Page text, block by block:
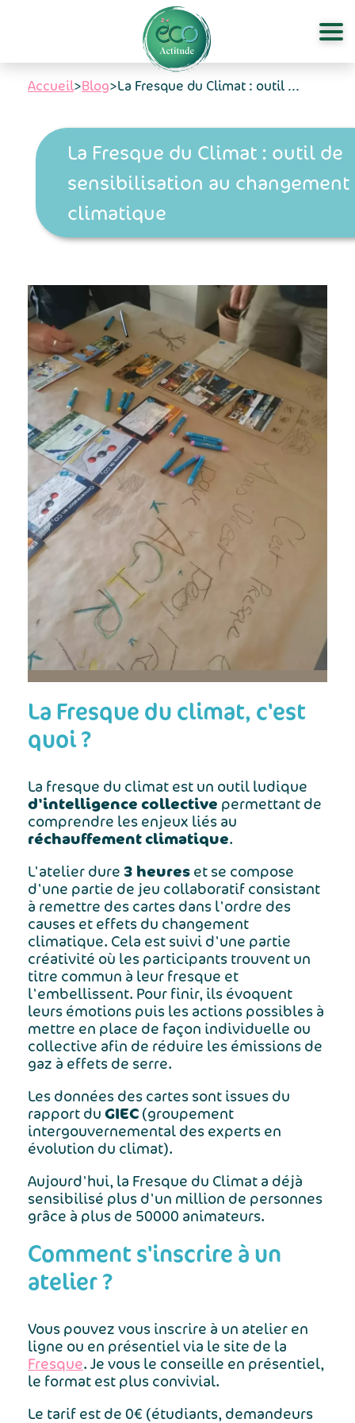
Aller au contenu principal
Accueil>Blog>La Fresque du Climat : outil ...
La Fresque du Climat : outil de
sensibilisation au changement
climatique
La Fresque du climat, c'est
quoi ?
La fresque du climat est un outil ludique
d'intelligence collective permettant de
comprendre les enjeux liés au
réchauffement climatique.
L'atelier dure 3 heures et se compose
d'une partie de jeu collaboratif consistant
à remettre des cartes dans l'ordre des
causes et effets du changement
climatique. Cela est suivi d'une partie
créativité où les participants trouvent un
titre commun à leur fresque et
l'embellissent. Pour finir, ils évoquent
leurs émotions puis les actions possibles à
mettre en place de façon individuelle ou
collective afin de réduire les émissions de
gaz à effets de serre.
Les données des cartes sont issues du
rapport du GIEC (groupement
intergouvernemental des experts en
évolution du climat).
Aujourd'hui, la Fresque du Climat a déjà
sensibilisé plus d'un million de personnes
grâce à plus de 50000 animateurs.
Comment s'inscrire à un
atelier ?
Vous pouvez vous inscrire à un atelier en
ligne ou en présentiel via le site de la
Fresque. Je vous le conseille en présentiel,
le format est plus convivial.
Le tarif est de 0€ (étudiants, demandeurs